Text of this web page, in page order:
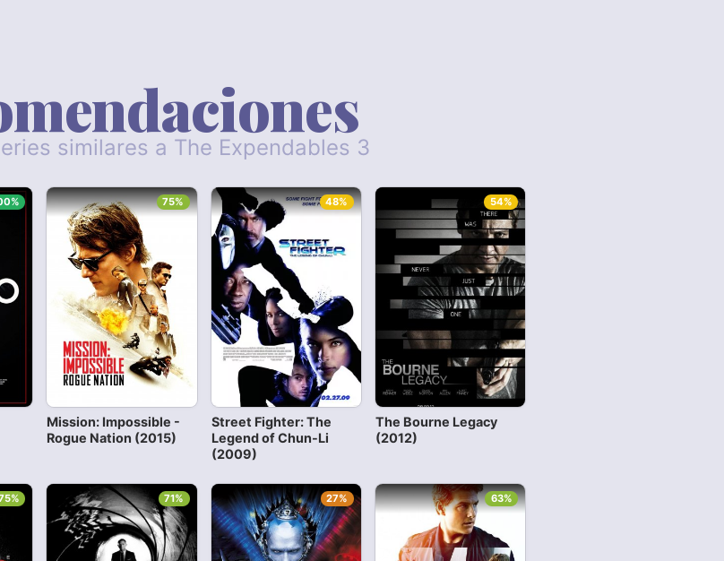
similares a The Expendables 3
Mission: Impossible -
Rogue Nation (2015)
75%
Street Fighter: The
Legend of Chun-Li
(2009)
48%
The Bourne Legacy
(2012)
54%
71% 27% 63%